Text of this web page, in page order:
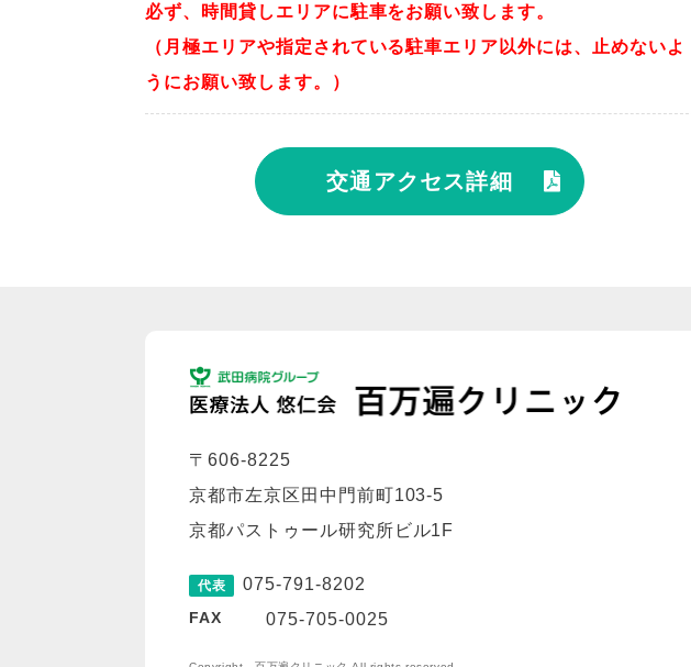
必ず、時間貸しエリアに駐車をお願い致します。
（月極エリアや指定されている駐車エリア以外には、止めないよ
うにお願い致し ます。）
交通アクセス詳細
〒606-8225
京都市左京区田中門前町103-5
京都パストゥール研究所ビル1F
代表 075-791-8202
FAX 075-705-0025